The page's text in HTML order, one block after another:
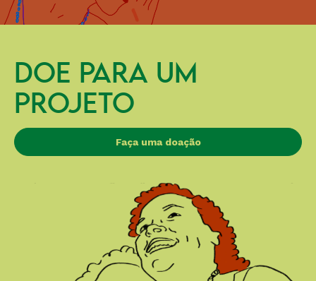
DOE PARA UM
PROJETO
Faça uma doação